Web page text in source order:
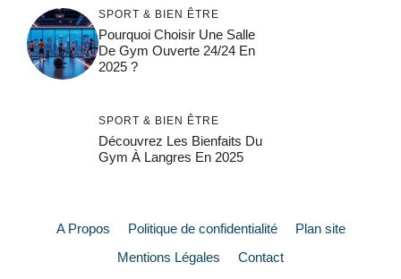
SPORT & BIEN ÊTRE
Pourquoi Choisir Une Salle
De Gym Ouverte 24/24 En
2025 ?
SPORT & BIEN ÊTRE
Découvrez Les Bienfaits Du
Gym À Langres En 2025
A Propos Politique de confidentialité
Plan site
Mentions Légales
Contact